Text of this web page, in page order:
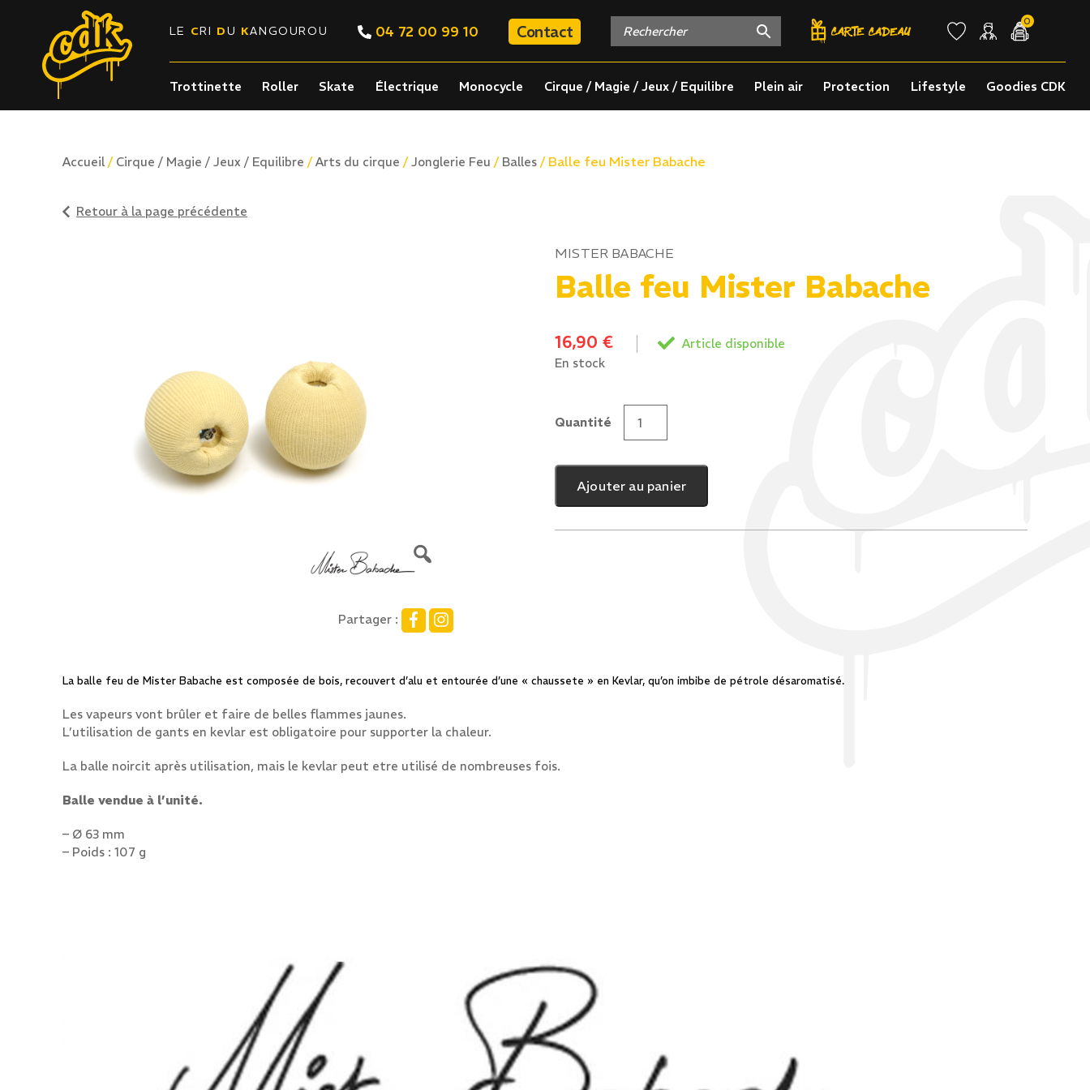
LE CRI DU KANGOUROU 04 72 00 99 10 Contact
0
Trottinette Roller Skate Électrique Monocycle Cirque / Magie / Jeux / Equilibre Plein air Protection Lifestyle Goodies CDK
Accueil / Cirque / Magie / Jeux / Equilibre /Arts du cirque /Jonglerie Feu / Balles / Balle feu Mister Babache
Retour à la page précédente
Partager :
MISTER BABACHE
Balle feu Mister Babache
16,90 € Article disponible
En stock
Quantité
quantité
Balle
Mister
Babache
Ajouter au panier
La balle feu de Mister Babache est composée de bois, recouvert d’alu et entourée d’une « chaussete » en Kevlar, qu’on imbibe de pétrole désaromatisé.
Les vapeurs vont brûler et faire de belles flammes jaunes.
L’utilisation de gants en kevlar est obligatoire pour supporter la chaleur.
La balle noircit après utilisation, mais le kevlar peut etre utilisé de nombreuses fois.
Balle vendue à l’unité.
– Ø 63 mm
– Poids : 107 g